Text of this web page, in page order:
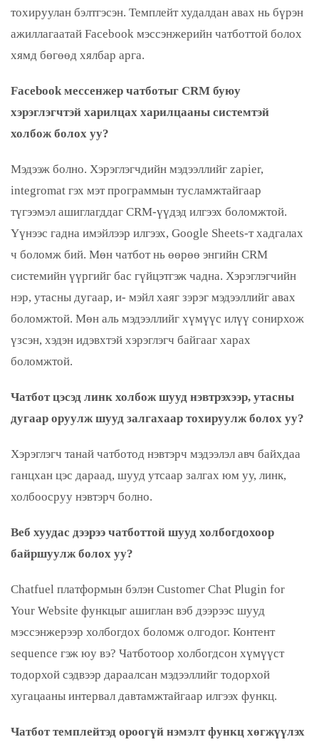
тохируулан бэлтгэсэн. Темплейт худалдан авах нь бүрэн
ажиллагаатай Facebook мэссэнжерийн чатботтой болох
хямд бөгөөд хялбар арга.
Facebook мессенжер чатботыг CRM буюу
хэрэглэгчтэй харилцах харилцааны системтэй
холбож болох уу?
Мэдээж болно. Хэрэглэгчдийн мэдээллийг zapier,
integromat гэх мэт программын тусламжтайгаар
түгээмэл ашиглагддаг CRM-үүдэд илгээх боломжтой.
Үүнээс гадна имэйлээр илгээх, Google Sheets-т хадгалах
ч боломж бий. Мөн чатбот нь өөрөө энгийн CRM
системийн үүргийг бас гүйцэтгэж чадна. Хэрэглэгчийн
нэр, утасны дугаар, и- мэйл хаяг зэрэг мэдээллийг авах
боломжтой. Мөн аль мэдээллийг хүмүүс илүү сонирхож
үзсэн, хэдэн идэвхтэй хэрэглэгч байгааг харах
боломжтой.
Чатбот цэсэд линк холбож шууд нэвтрэхээр, утасны
дугаар оруулж шууд залгахаар тохируулж болох уу?
Хэрэглэгч танай чатботод нэвтэрч мэдээлэл авч байхдаа
ганцхан цэс дараад, шууд утсаар залгах юм уу, линк,
холбоосруу нэвтэрч болно.
Веб хуудас дээрээ чатботтой шууд холбогдохоор
байршуулж болох уу?
Chatfuel платформын бэлэн Customer Chat Plugin for
Your Website функцыг ашиглан вэб дээрээс шууд
мэссэнжерээр холбогдох боломж олгодог. Контент
sequence гэж юу вэ? Чатботоор холбогдсон хүмүүст
тодорхой сэдвээр дараалсан мэдээллийг тодорхой
хугацааны интервал давтамжтайгаар илгээх функц.
Чатбот темплейтэд ороогүй нэмэлт функц хөгжүүлэх